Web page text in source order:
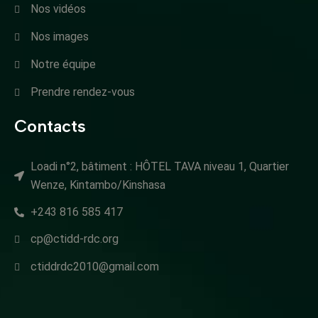
Nos vidéos
Nos images
Notre équipe
Prendre rendez-vous
Contacts
Loadi n°2, bâtiment : HÔTEL TAVA niveau 1, Quartier
Wenze, Kintambo/Kinshasa
+243 816 585 417
cp@ctidd-rdc.org
ctiddrdc2010@gmail.com